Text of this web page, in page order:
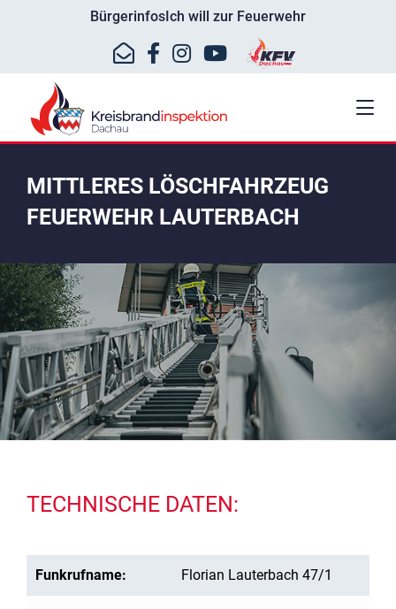
BürgerinfosIch will zur Feuerwehr
MITTLERES LÖSCHFAHRZEUG
FEUERWEHR LAUTERBACH
TECHNISCHE DATEN:
Funkrufname: Florian Lauterbach 47/1